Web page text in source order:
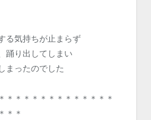
る気持ちが止まらず
踊り出してしまい
まったのでした
＊＊＊＊＊＊＊＊＊＊＊＊＊
＊＊